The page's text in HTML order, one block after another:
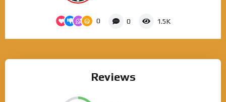
0 0 1.5K
Reviews